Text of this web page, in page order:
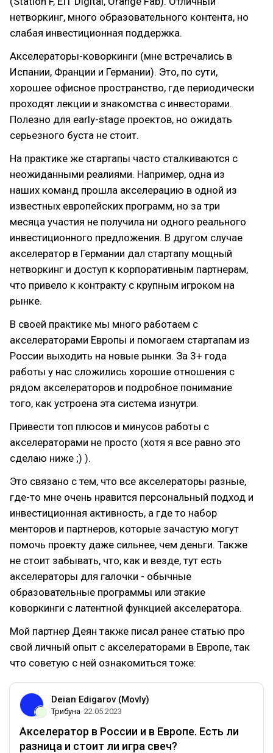
нетворкинг, много образовательного контента, но
слабая инвестиционная поддержка.
Акселераторы-коворкинги (мне встречались в
Испании, Франции и Германии). Это, по сути,
хорошее офисное пространство, где периодически
проходят лекции и знакомства с инвесторами.
Полезно для early-stage проектов, но ожидать
серьезного буста не стоит.
На практике же стартапы часто сталкиваются с
неожиданными реалиями. Например, одна из
наших команд прошла акселерацию в одной из
известных европейских программ, но за три
месяца участия не получила ни одного реального
инвестиционного предложения. В другом случае
акселератор в Германии дал стартапу мощный
нетворкинг и доступ к корпоративным партнерам,
что привело к контракту с крупным игроком на
рынке.
В своей практике мы много работаем с
акселераторами Европы и помогаем стартапам из
России выходить на новые рынки. За 3+ года
работы у нас сложились хорошие отношения с
рядом акселераторов и подробное понимание
того, как устроена эта система изнутри.
Привести топ плюсов и минусов работы с
акселераторами не просто (хотя я все равно это
сделаю ниже ;) ).
Это связано с тем, что все акселераторы разные,
где-то мне очень нравится персональный подход и
инвестиционная активность, а где то набор
менторов и партнеров, которые зачастую могут
помочь проекту даже сильнее, чем деньги. Также
не стоит забывать, что, как и везде, тут есть
акселераторы для галочки - обычные
образовательные программы или этакие
коворкинги с латентной функцией акселератора.
Мой партнер Деян также писал ранее статью про
свой личный опыт с акселераторами в Европе, так
что советую с ней ознакомиться тоже:
Deian Edigarov (Movly)
Трибуна 22.05.2023
Акселератор в России и в Европе. Есть ли
разница и стоит ли игра свеч?